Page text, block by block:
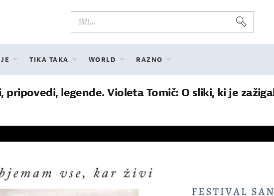
TIKA TAKA WORLD RAZNO
pripovedi, legende. Violeta Tomič: O sliki, ki je